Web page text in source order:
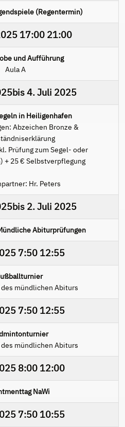
(Regentermin)
17:00 21:00
und Aufführung
Aula A
bis4. Juli 2025
in Heiligenhafen
Abzeichen Bronze &
Prüfung zum Segel- oder
+ 25 € Selbstverpflegung
Hr. Peters
bis 2. Juli 2025
Abiturprüfungen
7:50 12:55
mündlichen Abiturs
7:50 12:55
mündlichen Abiturs
8:00 12:00
NaWi
7:50 10:55